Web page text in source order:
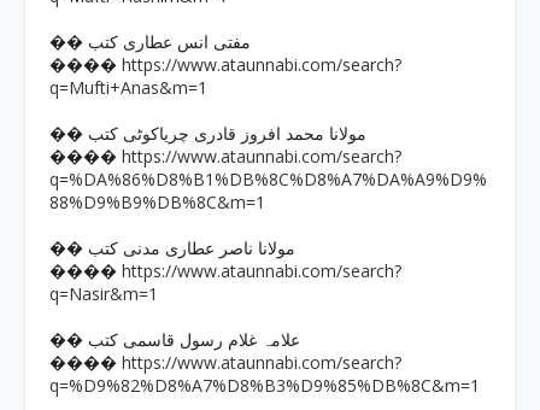
�� مفتی انس عطاری کتب
���� https://www.ataunnabi.com/search?
q=Mufti+Anas&m=1
�� مولانا محمد افروز قادری چریاکوٹی کتب
���� https://www.ataunnabi.com/search?
q=%DA%86%D8%B1%DB%8C%D8%A7%DA%A9%D9%
88%D9%B9%DB%8C&m=1
�� مولانا ناصر عطاری مدنی کتب
���� https://www.ataunnabi.com/search?
q=Nasir&m=1
�� علامہ غلام رسول قاسمی کتب
���� https://www.ataunnabi.com/search?
q=%D9%82%D8%A7%D8%B3%D9%85%DB%8C&m=1